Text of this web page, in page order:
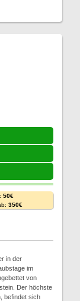
50€
350€
in der
im
von
Der höchste
befindet sich